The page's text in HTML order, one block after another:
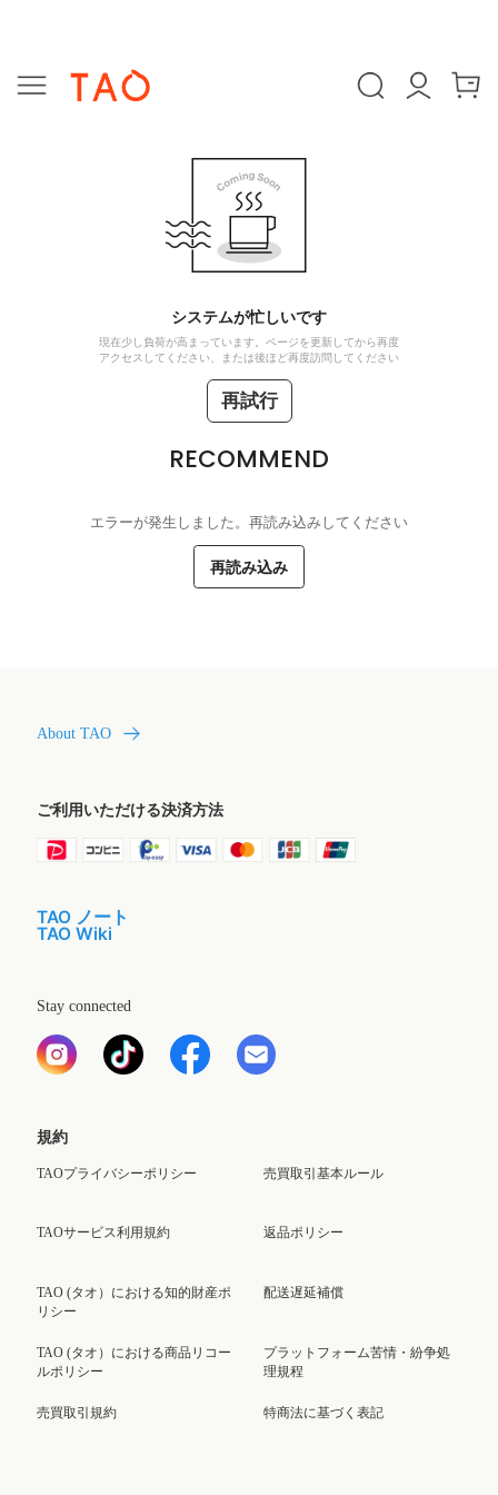
システムが忙しいです
現在少し負荷が高まっています。ページを更新してから再度
アクセスしてください、または後ほど再度訪問してください
再試行
RECOMMEND
エラーが発生しました。再読み込みしてください
再読み込み
About TAO
ご利用いただける決済方法
TAO ノート
TAO Wiki
Stay connected
規約
TAOプライバシーポリシー
TAOサービス利用規約
TAO (タオ）における知的財産ポ
リシー
TAO (タオ）における商品リコー
ルポリシー
売買取引規約
売買取引基本ルール
返品ポリシー
配送遅延補償
プラットフォーム苦情・紛争処
理規程
特商法に基づく表記